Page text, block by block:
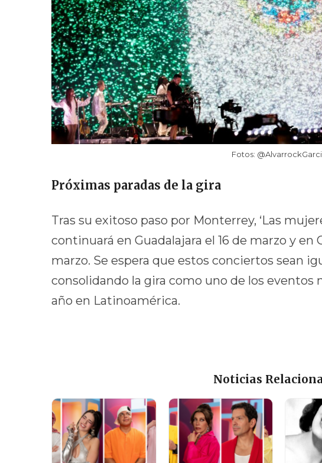
Fotos:
Próximas paradas de la gira
Tras su exitoso paso por Monterrey, ‘Las
continuará en Guadalajara el 16 de marzo y en
marzo. Se espera que estos conciertos sean
consolidando la gira como uno de los
año en Latinoamérica.
Noticias